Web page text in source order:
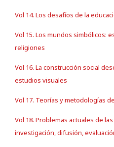
Vol 14. Los desafíos de la
Vol 15. Los mundos simbólicos:
religiones
Vol 16. La construcción social
estudios visuales
Vol 17. Teorías y metodologías
Vol 18. Problemas actuales de
investigación, difusión,